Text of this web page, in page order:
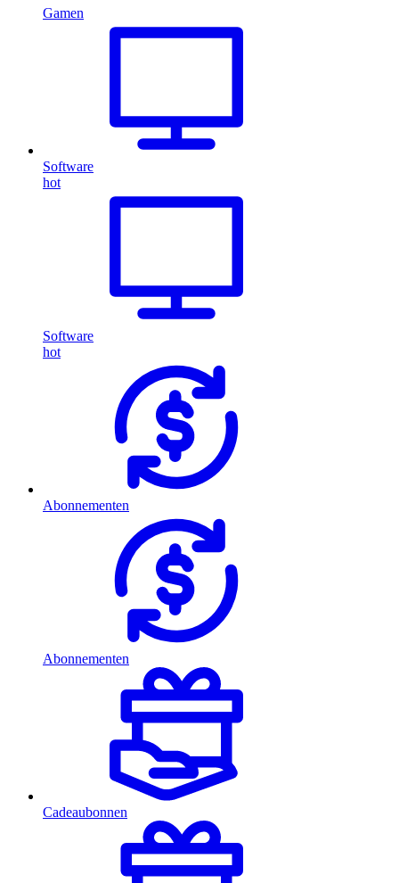
Gamen
Software
hot
Software
hot
Abonnementen
Abonnementen
Cadeaubonnen